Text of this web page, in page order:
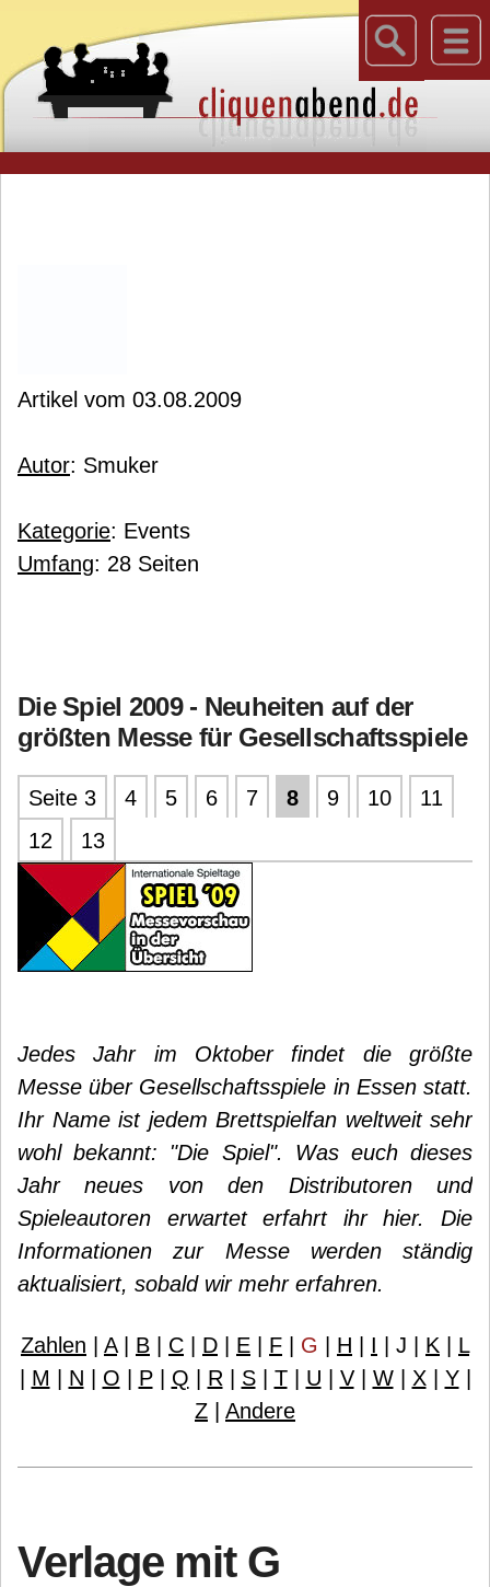
Artikel vom 03.08.2009
Autor: Smuker
Kategorie: Events
Umfang: 28 Seiten
Die Spiel 2009 - Neuheiten auf der
größten Messe für Gesellschaftsspiele
Seite 3 4 5 6 7 8 9 10
11
12
13
Jedes Jahr im Oktober findet die größte
Messe über Gesellschaftsspiele in Essen statt.
Ihr Name ist jedem Brettspielfan weltweit sehr
wohl bekannt: "Die Spiel". Was euch dieses
Jahr neues von den Distributoren und
Spieleautoren erwartet erfahrt ihr hier. Die
Informationen zur Messe werden ständig
aktualisiert, sobald wir mehr erfahren.
Zahlen A| B C D E F G H I J K
L
M N O P| Q R S| T| U V| W| X| Y|
Z
Andere
Verlage mit G